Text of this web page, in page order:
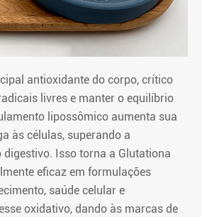
antioxidante do corpo, crítico
livres e manter o equilíbrio
lipossômico aumenta sua
às células, superando a
Isso torna a Glutationa
eficaz em formulações
saúde celular e
oxidativo, dando às marcas de